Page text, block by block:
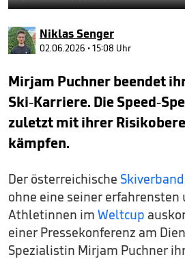
Niklas Senger
02.06.2026 • 15:08 Uhr
Mirjam Puchner beendet
Ski-Karriere. Die Speed-
zuletzt mit ihrer
kämpfen.
Der österreichische Skiverband
ohne eine seiner erfahrensten
Athletinnen im Weltcup
einer Pressekonferenz am
Spezialistin Mirjam Puchner